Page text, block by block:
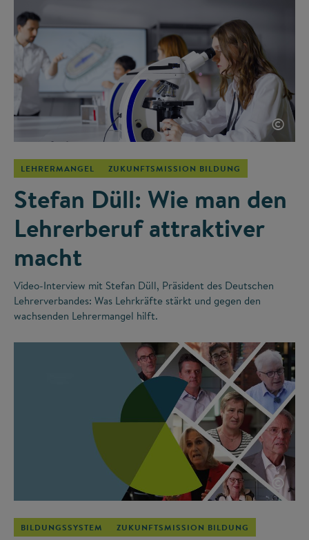
©
LEHRERMANGEL ZUKUNFTSMISSION BILDUNG
Stefan Düll: Wie man den
Lehrerberuf attraktiver
macht
Video-Interview mit Stefan Düll, Präsident des Deutschen
Lehrerverbandes: Was Lehrkräfte stärkt und gegen den
wachsenden Lehrermangel hilft.
©
BILDUNGSSYSTEM ZUKUNFTSMISSION BILDUNG